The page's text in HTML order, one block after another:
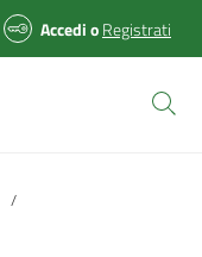
AccedioRegistrati
/